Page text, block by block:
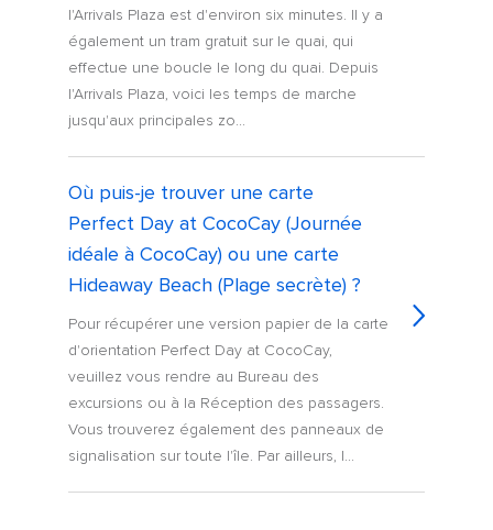
l'Arrivals Plaza est d'environ six minutes. Il y a
également un tram gratuit sur le quai, qui
effectue une boucle le long du quai. Depuis
l'Arrivals Plaza, voici les temps de marche
jusqu'aux principales zo...
Où puis-je trouver une carte
Perfect Day at CocoCay (Journée
idéale à CocoCay) ou une carte
Hideaway Beach (Plage secrète) ?
Pour récupérer une version papier de la carte
d'orientation Perfect Day at CocoCay,
veuillez vous rendre au Bureau des
excursions ou à la Réception des passagers.
Vous trouverez également des panneaux de
signalisation sur toute l'île. Par ailleurs, l...